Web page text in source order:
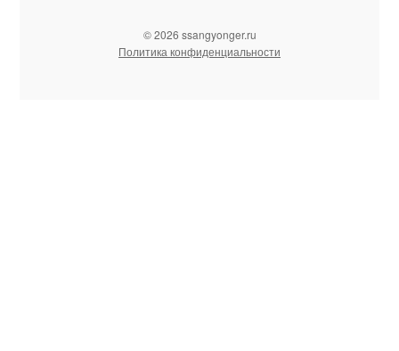
© 2026 ssangyonger.ru
Политика конфиденциальности